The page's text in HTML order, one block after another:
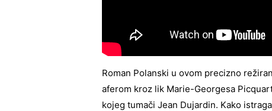
Roman Polanski u ovom precizno
aferom kroz lik Marie-Georgesa
kojeg tumači Jean Dujardin. Kako